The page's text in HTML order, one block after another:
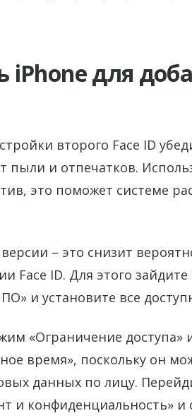
iPhone для
второго Face ID
пыли и отпечатков.
это поможет системе
– это снизит
Face ID. Для этого зайдите
и установите все
«Ограничение доступа»
время», поскольку он
данных по лицу.
и конфиденциальность» и